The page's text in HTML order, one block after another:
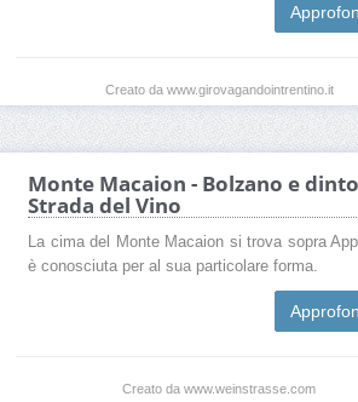
Creato da www.girovagandointrentino.it
Monte Macaion - Bolzano e
Strada del Vino
La cima del Monte Macaion si trova sopra
è conosciuta per al sua particolare forma.
Creato da www.weinstrasse.com